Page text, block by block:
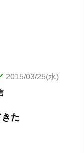
2015/03/25(水)
た